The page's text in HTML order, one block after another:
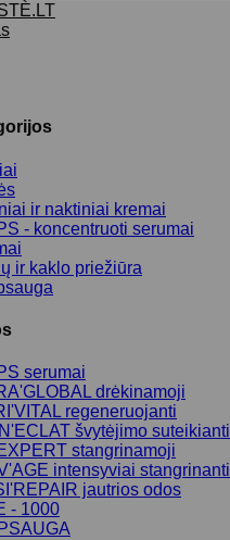
ir naktiniai kremai
- koncentruoti serumai
ir kaklo priežiūra
serumai
drėkinamoji
regeneruojanti
švytėjimo suteikianti
stangrinamoji
intensyviai stangrinanti
jautrios odos
- 1000